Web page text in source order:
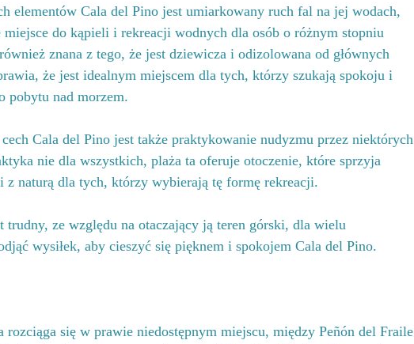
elementów Cala del Pino jest umiarkowany ruch fal na jej wodach,
miejsce do kąpieli i rekreacji wodnych dla osób o różnym stopniu
znana z tego, że jest dziewicza i odizolowana od głównych
że jest idealnym miejscem dla tych, którzy szukają spokoju i
pobytu nad morzem.
Cala del Pino jest także praktykowanie nudyzmu przez niektórych
nie dla wszystkich, plaża ta oferuje otoczenie, które sprzyja
z naturą dla tych, którzy wybierają tę formę rekreacji.
trudny, ze względu na otaczający ją teren górski, dla wielu
wysiłek, aby cieszyć się pięknem i spokojem Cala del Pino.
rozciąga się w prawie niedostępnym miejscu, między Peñón del Fraile